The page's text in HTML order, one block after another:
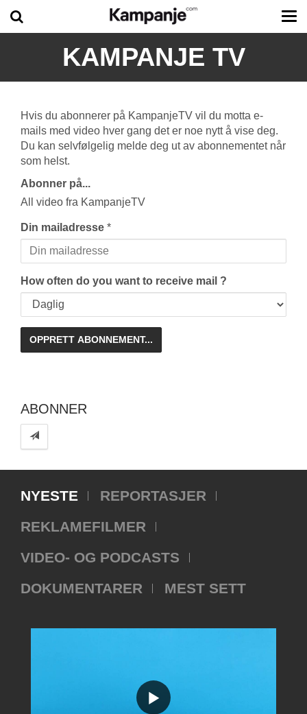
KAMPANJE TV
Hvis du abonnerer på KampanjeTV vil du motta e-
mails med video hver gang det er noe nytt å vise deg.
Du kan selvfølgelig melde deg ut av abonnementet når
som helst.
Abonner på...
All video fra KampanjeTV
Din mailadresse *
How often do you want to receive mail ?
ABONNER
NYESTE
REPORTASJER
REKLAMEFILMER
VIDEO- OG PODCASTS
DOKUMENTARER
MEST SETT